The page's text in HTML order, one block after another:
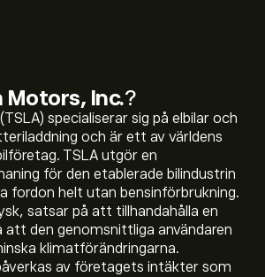
Motors, Inc.?
specialiserar sig på elbilar och
och är ett av världens
TSLA utgör en
för den etablerade bilindustrin
fordon helt utan bensinförbrukning.
satsar på att tillhandahålla en
att den genomsnittliga användaren
klimatförändringarna.
av företagets intäkter som